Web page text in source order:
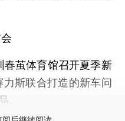
春茧体育馆召开夏季新
斯联合打造的新车问
。